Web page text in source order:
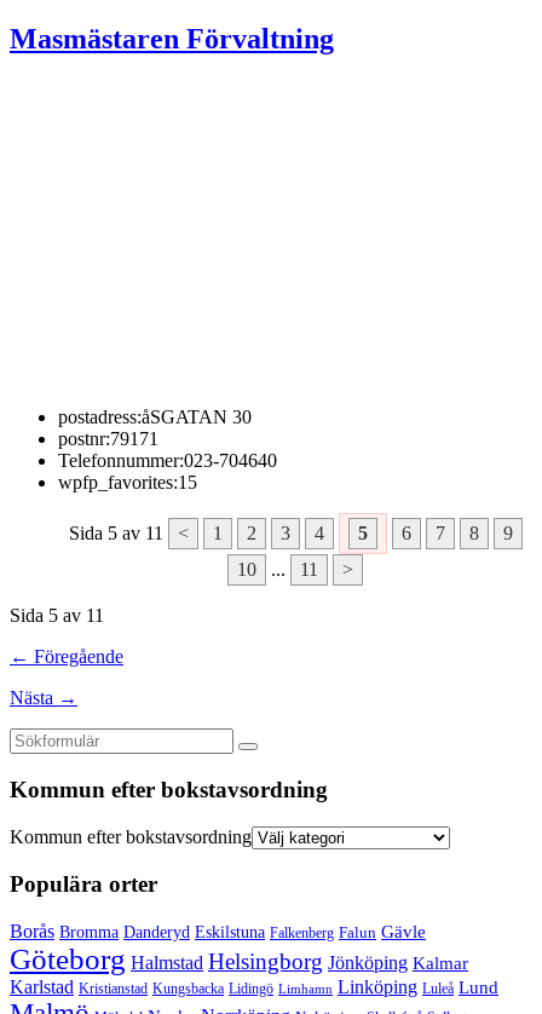
Masmästaren Förvaltning
postadress:åSGATAN 30
postnr:79171
Telefonnummer:023-704640
wpfp_favorites:15
Sida 5 av 11 < 1 2 3 4 5 6 7 8
9
10
... 11 >
Sida 5 av 11
← Föregående
Nästa →
Kommun efter bokstavsordning
Kommun efter bokstavsordning
Populära orter
Borås Bromma Danderyd Eskilstuna Falkenberg Falun Gävle
Göteborg Halmstad Helsingborg Jönköping Kalmar
Karlstad Kristianstad Kungsbacka Lidingö Limhamn Linköping Luleå Lund